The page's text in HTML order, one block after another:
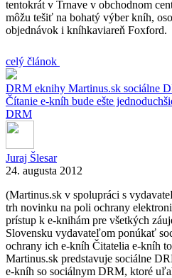
tentokrát v Trnave v obchodnom
môžu tešiť na bohatý výber kníh,
objednávok i kníhkaviareň Foxford.
celý článok
DRM eknihy Martinus.sk sociálne
Čítanie e-kníh bude ešte
DRM
Juraj Šlesar
24. augusta 2012
(Martinus.sk v spolupráci s
trh novinku na poli ochrany
prístup k e-knihám pre všetkých
Slovensku vydavateľom ponúkať
ochrany ich e-kníh Čitatelia e-kníh
Martinus.sk predstavuje sociálne
e-kníh so sociálnym DRM, ktoré